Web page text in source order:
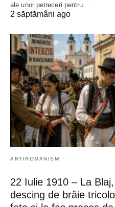
ale unor petreceri pentru…
2 săptămâni ago
ANTIROMANISM
22 Iulie 1910 – La
descing de brâie